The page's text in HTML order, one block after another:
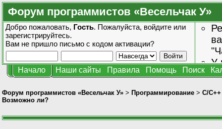
Форум программистов «Весельчак У»
Добро пожаловать, Гость. Пожалуйста, войдите или
зарегистрируйтесь.
Вам не пришло письмо с кодом активации?
У
Начало Наши сайты Правила Помощь Поиск
Форум программистов «Весельчак У» > Программирование > C/C++
Возможно ли?